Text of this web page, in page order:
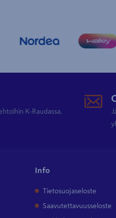
K-Raudassa.
Info
Tietosuojaseloste
Saavutettavuusseloste